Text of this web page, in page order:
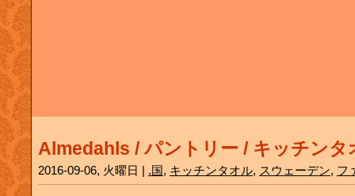
Almedahls / パントリー / キッチンタ
2016-09-06, 火曜日 | .国, キッチンタオル, スウェーデン, フ